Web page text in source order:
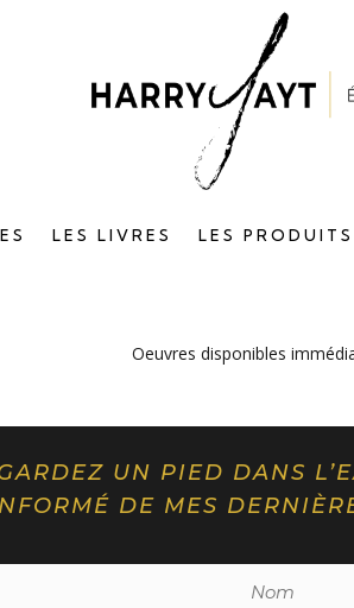
LES LIVRES LES
Oeuvres disponibles
UN PIED DANS
DE MES